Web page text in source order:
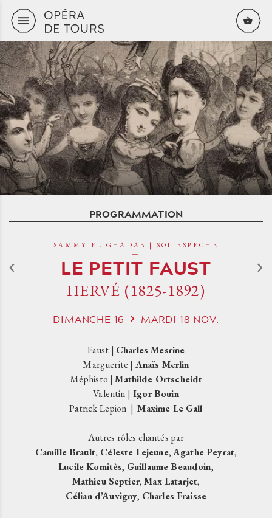
Aller au contenu principal
PROGRAMMATION
SAMMY EL GHADAB | SOL ESPECHE
LE PETIT FAUST
HERVÉ (1825-1892)
DIMANCHE 16 MARDI 18 NOV.
Faust | Charles Mesrine
Marguerite | Anaïs Merlin
Méphisto |Mathilde Ortscheidt
Valentin | Igor Bouin
Patrick Lepion |Maxime Le Gall
Autres rôles chantés par
Camille Brault, Céleste Lejeune,Agathe Peyrat,
Lucile Komitès, Guillaume Beaudoin,
Mathieu Septier,Max Latarjet,
Célian d’Auvigny, Charles Fraisse